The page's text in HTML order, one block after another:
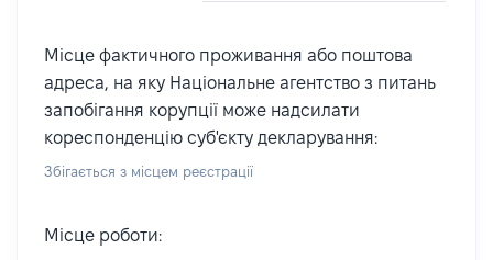
Місце фактичного проживання або поштова
адреса, на яку Національне агентство з питань
запобігання корупції може надсилати
кореспонденцію суб'єкту декларування:
Збігається з місцем реєстрації
Місце роботи: